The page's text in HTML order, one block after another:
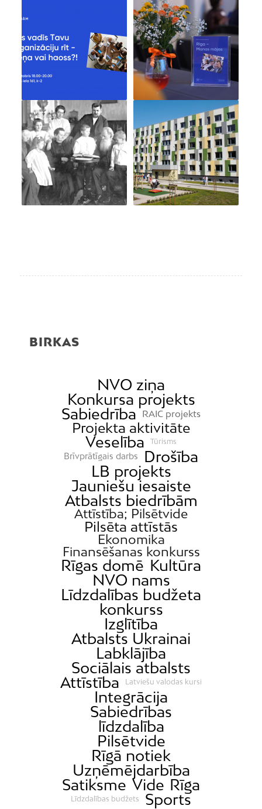
BIRKAS
NVO ziņa
Konkursa projekts
Sabiedrība
RAIC projekts
Projekta aktivitāte
Veselība Tūrisms
Brīvprātīgais darbs
Drošība
LB projekts
Jauniešu iesaiste
Atbalsts biedrībām
Attīstība; Pilsētvide
Pilsēta attīstās
Ekonomika
Finansēšanas konkurss
Rīgas domē Kultūra
NVO nams
Līdzdalības budžeta
konkurss
Izglītība
Atbalsts Ukrainai
Labklājība
Sociālais atbalsts
Attīstība
Latviešu valodas kursi
Integrācija
Sabiedrības
līdzdalība
Pilsētvide
Rīgā notiek
Uzņēmējdarbība
Satiksme Vide Rīga
Līdzdalības budžets Sports